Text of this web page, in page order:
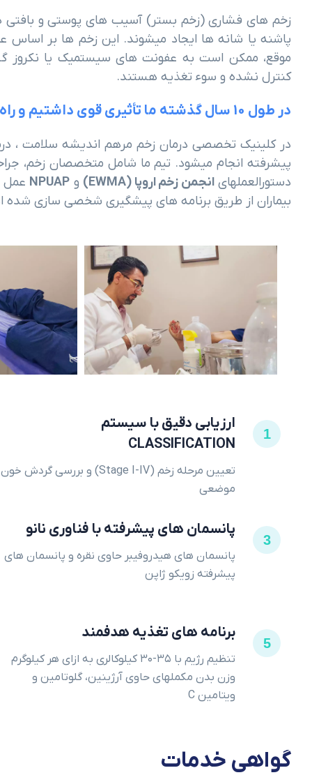
زخم های فشاری (زخم بستر) آسیب های پوستی و بافتی
موقع، ممکن است به عفونت های سیستمیک یا نکروز
کنترل نشده و سوء تغذیه هستند.
در طول 10 سال گذشته ما تأثیری قوی داشتیم و راه درازی در پیش داریم.
در کلینیک تخصصی درمان زخم مرهم اندیشه سلامت ،
پیشرفته انجام میشود. تیم ما شامل متخصصان زخم،
دستورالعملهایانجمن زخم اروپا (EWMA) و NPUAP عمل
بیماران از طریق برنامه های پیشگیری شخصی سازی
1
ارزیابی دقیق با سیستم
CLASSIFICATION
تعیین مرحله زخم (Stage I-IV) و بررسی گردش خون
موضعی
3
پانسمان های پیشرفته با فناوری نانو
پانسمان های هیدروفیبر حاوی نقره و پانسمان های
پیشرفته زویکو ژاپن
5
برنامه های تغذیه هدفمند
تنظیم رژیم با ۳۵-۳۰ کیلوکالری به ازای هر کیلوگرم
وزن بدن مکملهای حاوی آرژینین، گلوتامین و
ویتامین C
گواهی خدمات